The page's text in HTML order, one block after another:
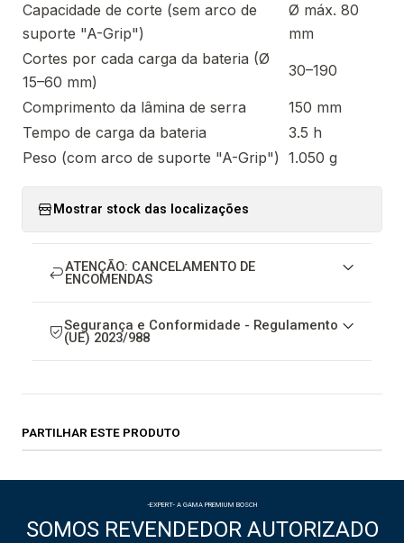
Capacidade de corte (sem arco de
suporte "A-Grip")
Ø máx. 80
mm
Cortes por cada carga da bateria (Ø
15–60 mm)
30–190
Comprimento da lâmina de serra
150 mm
Tempo de carga da bateria
3.5 h
Peso (com arco de suporte "A-Grip") 1.050 g
Mostrar stock das localizações
ATENÇÃO: CANCELAMENTO DE
ENCOMENDAS
Segurança e Conformidade - Regulamento
(UE) 2023/988
PARTILHAR ESTE PRODUTO
-EXPERT- A GAMA PREMIUM BOSCH
SOMOS REVENDEDOR AUTORIZADO